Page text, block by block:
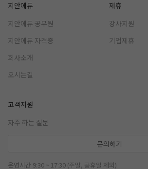
지안에듀
지안에듀 공무원
지안에듀 자격증
회사소개
오시는길
제휴
강사지원
기업제휴
고객지원
자주 하는 질문
문의하기
운영시간 9:30 ~ 17:30 (주말, 공휴일 제외)